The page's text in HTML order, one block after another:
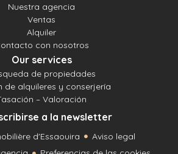
Nuestra agencia
Ventas
Alquiler
con nosotros
Our services
de propiedades
de alquileres y conserjería
– Valoración
a la newsletter
d'Essaouira
Aviso legal